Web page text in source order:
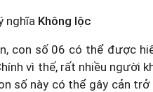
nghĩa Không lộc
con số 06 có thể được
vì thế, rất nhiều người
số này có thể gây cản